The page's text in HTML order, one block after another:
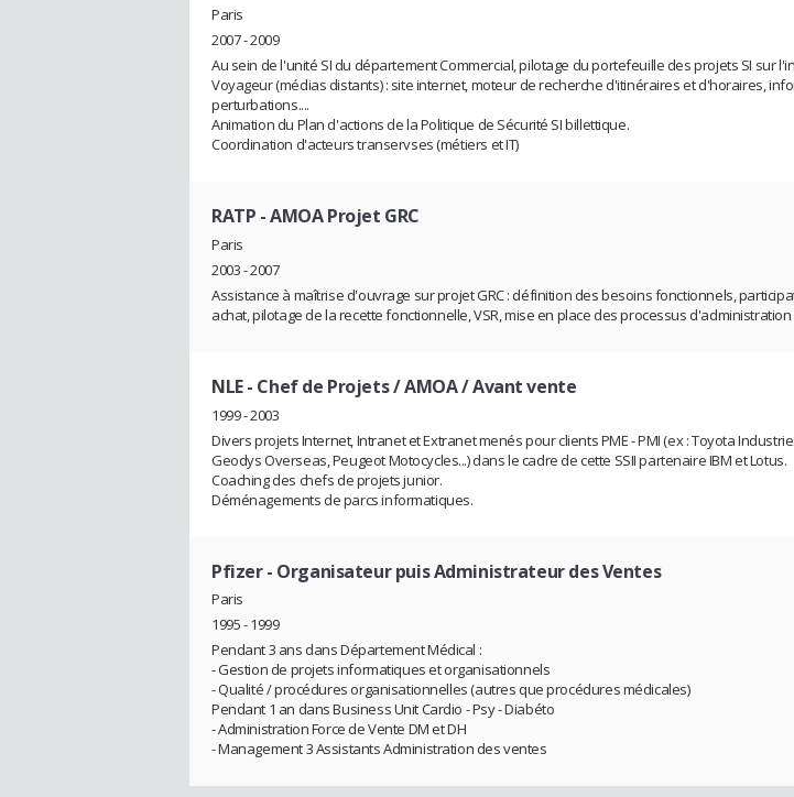
Paris
2007 - 2009
Au sein de l'unité SI du département Commercial, pilotage du portefeuille des projets SI sur
Voyageur (médias distants) : site internet, moteur de recherche d'itinéraires et d'horaires,
perturbations....
Animation du Plan d'actions de la Politique de Sécurité SI billettique.
Coordination d'acteurs transervses (métiers et IT)
RATP - AMOA Projet GRC
Paris
2003 - 2007
Assistance à maîtrise d'ouvrage sur projet GRC : définition des besoins fonctionnels,
achat, pilotage de la recette fonctionnelle, VSR, mise en place des processus
NLE- Chef de Projets / AMOA / Avant vente
1999 - 2003
Divers projets Internet, Intranet et Extranet menés pour clients PME - PMI (ex : Toyota
Geodys Overseas, Peugeot Motocycles...) dans le cadre de cette SSII partenaire IBM et Lotus.
Coaching des chefs de projets junior.
Déménagements de parcs informatiques.
Pfizer- Organisateur puis Administrateur des Ventes
Paris
1995 - 1999
Pendant 3 ans dans Département Médical :
- Gestion de projets informatiques et organisationnels
- Qualité / procédures organisationnelles (autres que procédures médicales)
Pendant 1 an dans Business Unit Cardio - Psy - Diabéto
- Administration Force de Vente DM et DH
- Management 3 Assistants Administration des ventes